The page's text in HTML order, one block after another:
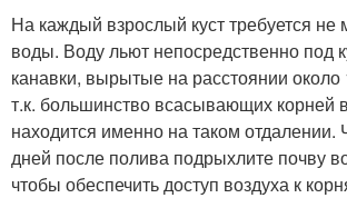
На каждый взрослый куст требуется
воды. Воду льют непосредственно под
канавки, вырытые на расстоянии
т.к. большинство всасывающих корней
находится именно на таком отдалении.
дней после полива подрыхлите почву
чтобы обеспечить доступ воздуха к